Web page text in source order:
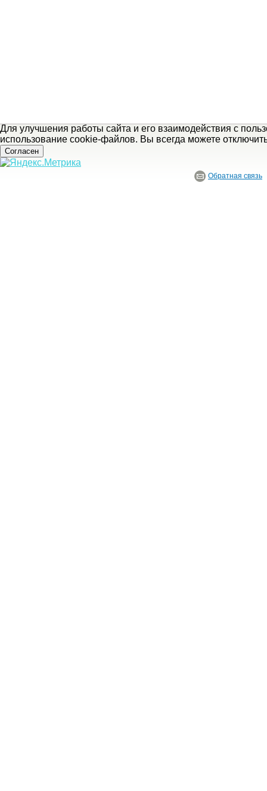
Для улучшения работы сайта и его взаимодействия с
использование cookie-файлов. Вы всегда можете
Согласен
Обратная связь